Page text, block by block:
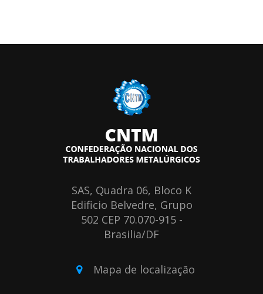
SAS, Quadra 06, Bloco K
Edificio Belvedre, Grupo
502 CEP 70.070-915 -
Brasilia/DF
Mapa de localização